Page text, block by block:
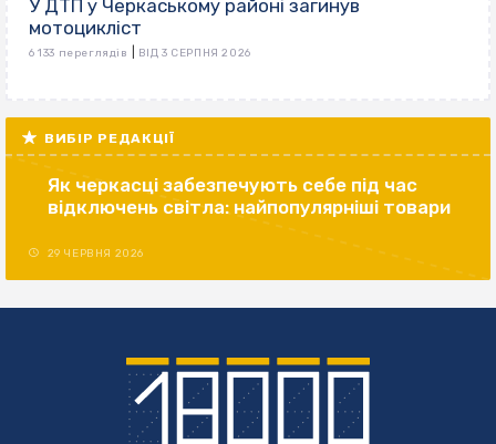
У ДТП у Черкаському районі загинув
мотоцикліст
6 133 переглядів ВІД 3 СЕРПНЯ 2026
ВИБІР РЕДАКЦІЇ
Як черкасці забезпечують себе під час
відключень світла: найпопулярніші товари
29 ЧЕРВНЯ 2026